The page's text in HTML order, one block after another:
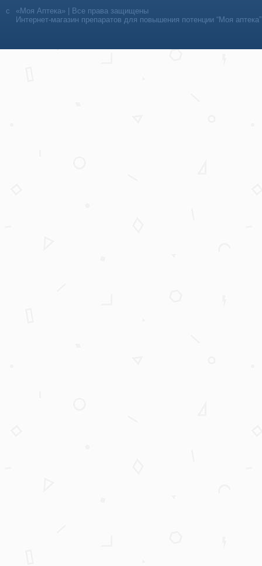
«Моя Аптека» | Все права защищены
Интернет-магазин препаратов для повышения потенции “Моя